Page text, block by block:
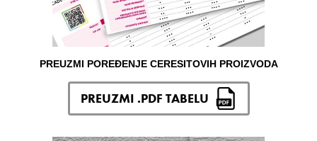
PREUZMI POREĐENJE CERESITOVIH PROIZVODA
PREUZMI .PDF TABELU